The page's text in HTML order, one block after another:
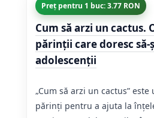
Preț pentru 1 buc: 3.77 RON
Cum să arzi un cactus.
părinții care doresc să-
adolescenții
„Cum să arzi un cactus”
părinți pentru a ajuta la